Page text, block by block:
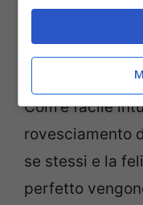
Com’è facile
rovesciamento
se stessi e la
perfetto